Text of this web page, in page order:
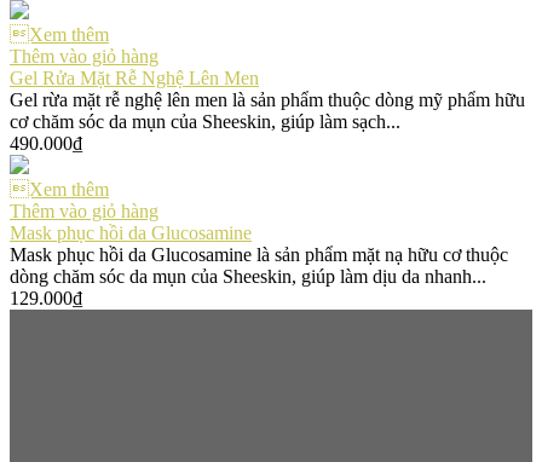
Xem thêm
Thêm vào giỏ hàng
Gel Rửa Mặt Rễ Nghệ Lên Men
Gel rừa mặt rễ nghệ lên men là sản phẩm thuộc dòng mỹ phẩm hữu
cơ chăm sóc da mụn của Sheeskin, giúp làm sạch...
490.000₫
Xem thêm
Thêm vào giỏ hàng
Mask phục hồi da Glucosamine
Mask phục hồi da Glucosamine là sản phẩm mặt nạ hữu cơ thuộc
dòng chăm sóc da mụn của Sheeskin, giúp làm dịu da nhanh...
129.000₫